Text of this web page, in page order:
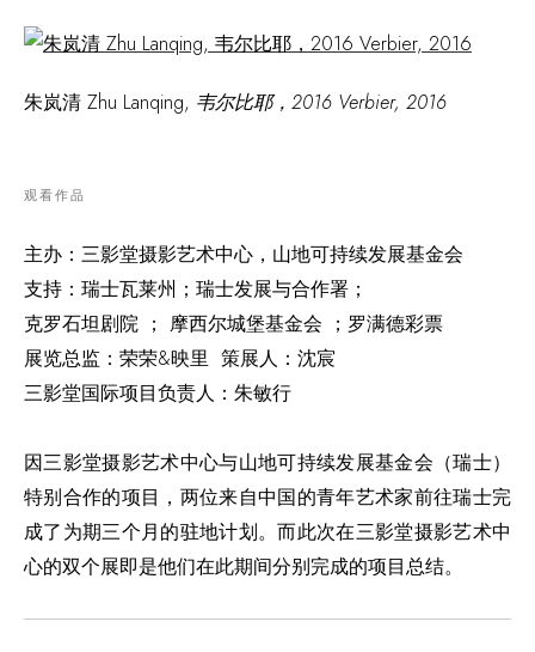
朱岚清 Zhu Lanqing, 韦尔比耶，2016 Verbier, 2016
观看作品
主办：三影堂摄影艺术中心，山地可持续发展基金会
支持：瑞士瓦莱州；瑞士发展与合作署；
克罗石坦剧院 ； 摩西尔城堡基金会 ；罗满德彩票
展览总监：荣荣&映里 策展人：沈宸
三影堂国际项目负责人：朱敏行
因三影堂摄影艺术中心与山地可持续发展基金会（瑞士）
特别合作的项目，两位来自中国的青年艺术家前往瑞士完
成了为期三个月的驻地计划。而此次在三影堂摄影艺术中
心的双个展即是他们在此期间分别完成的项目总结。